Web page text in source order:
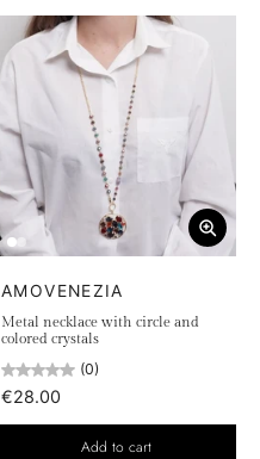
AMOVENEZIA
Metal necklace with circle and
colored crystals
(0)
€28.00
Add to cart